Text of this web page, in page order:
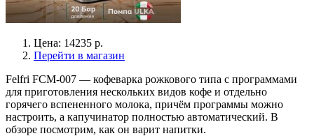
Цена: 14235 р.
Перейти в магазин
Felfri FCM-007 — кофеварка рожкового типа с программами
для приготовления нескольких видов кофе и отдельно
горячего вспененного молока, причём программы можно
настроить, а капучинатор полностью автоматический. В
обзоре посмотрим, как он варит напитки.